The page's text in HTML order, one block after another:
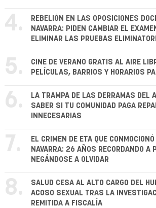
4.
REBELIÓN EN LAS OPOSICIONES
NAVARRA: PIDEN CAMBIAR EL
ELIMINAR LAS PRUEBAS
5.
CINE DE VERANO GRATIS AL AIRE
PELÍCULAS, BARRIOS Y HORARIOS
6.
LA TRAMPA DE LAS DERRAMAS DEL
SABER SI TU COMUNIDAD PAGA
INNECESARIAS
7.
EL CRIMEN DE ETA QUE
NAVARRA: 26 AÑOS RECORDANDO A
NEGÁNDOSE A OLVIDAR
8.
SALUD CESA AL ALTO CARGO DEL
ACOSO SEXUAL TRAS LA
REMITIDA A FISCALÍA